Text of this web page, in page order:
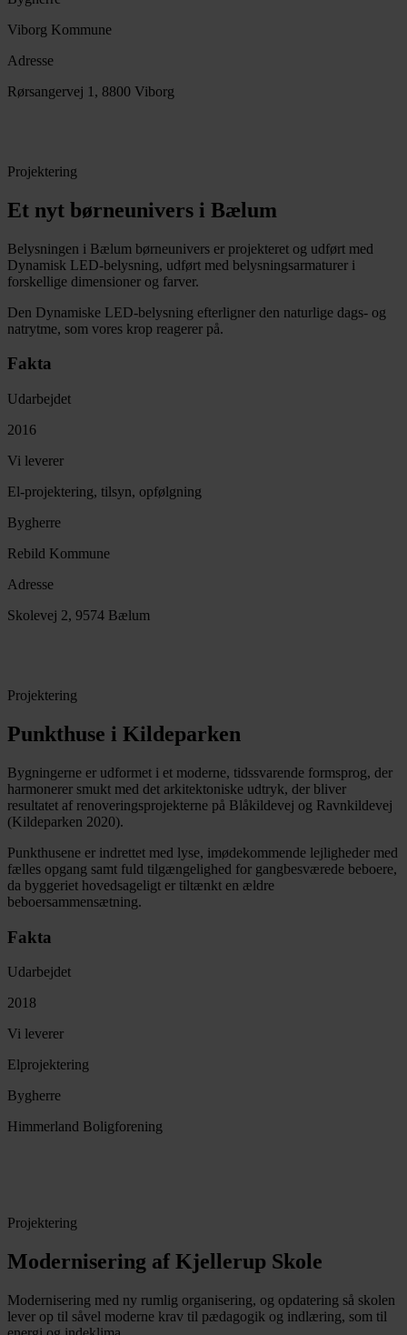
Viborg Kommune
Adresse
Rørsangervej 1, 8800 Viborg
Projektering
Et nyt børneunivers i Bælum
Belysningen i Bælum børneunivers er projekteret og udført med
Dynamisk LED-belysning, udført med belysningsarmaturer i
forskellige dimensioner og farver.
Den Dynamiske LED-belysning efterligner den naturlige dags- og
natrytme, som vores krop reagerer på.
Fakta
Udarbejdet
2016
Vi leverer
El-projektering, tilsyn, opfølgning
Bygherre
Rebild Kommune
Adresse
Skolevej 2, 9574 Bælum
Projektering
Punkthuse i Kildeparken
Bygningerne er udformet i et moderne, tidssvarende formsprog, der
harmonerer smukt med det arkitektoniske udtryk, der bliver
resultatet af renoveringsprojekterne på Blåkildevej og Ravnkildevej
(Kildeparken 2020).
Punkthusene er indrettet med lyse, imødekommende lejligheder med
fælles opgang samt fuld tilgængelighed for gangbesværede beboere,
da byggeriet hovedsageligt er tiltænkt en ældre
beboersammensætning.
Fakta
Udarbejdet
2018
Vi leverer
Elprojektering
Bygherre
Himmerland Boligforening
Projektering
Modernisering af Kjellerup Skole
Modernisering med ny rumlig organisering, og opdatering så skolen
lever op til såvel moderne krav til pædagogik og indlæring, som til